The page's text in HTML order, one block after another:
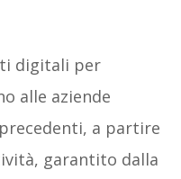
digitali per
alle aziende
a partire
garantito dalla